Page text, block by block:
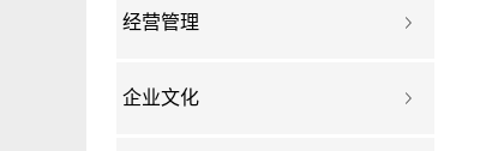
经营管理
企业文化